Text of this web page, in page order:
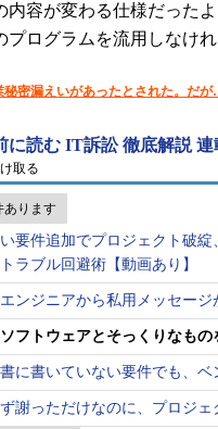
内容が変わる仕様だった
プログラムを流用しなけ
秘密漏えいがあったとされた。だ
に読む IT訴訟 徹底解説
取る
あります
要件追加でプロジェクト破
ラブル回避術【動画あり】
ンジニアから私用メッセー
フトウェアとそっくりなも
に書いていない要件でも、
謝っただけなのに、プロジ